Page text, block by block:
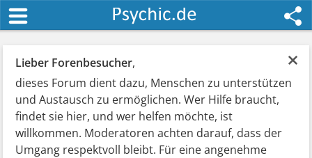
×
Lieber Forenbesucher,
dieses Forum dient dazu, Menschen zu unterstützen
und Austausch zu ermöglichen. Wer Hilfe braucht,
findet sie hier, und wer helfen möchte, ist
willkommen. Moderatoren achten darauf, dass der
Umgang respektvoll bleibt. Für eine angenehme